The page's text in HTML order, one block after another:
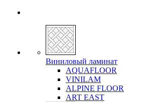
Виниловый ламинат
AQUAFLOOR
VINILAM
ALPINE FLOOR
ART EAST